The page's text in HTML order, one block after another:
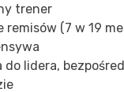
trener
remisów (7 w 19
do lidera,